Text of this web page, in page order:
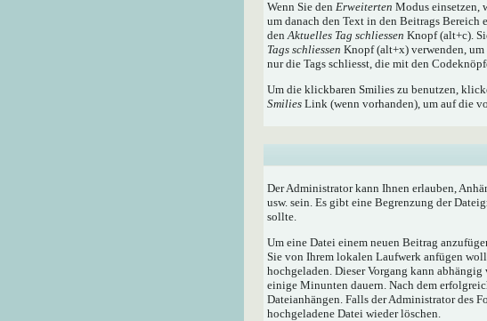
Wenn Sie den Erweiterten Modus einsetzen,
um danach den Text in den Beitrags Bereich
denAktuelles Tag schliessen Knopf (alt+c).
Tags schliessen Knopf (alt+x) verwenden, um
nur die Tags schliesst, die mit den
Um die klickbaren Smilies zu benutzen,
Smilies Link (wenn vorhanden), um auf die
Der Administrator kann Ihnen erlauben,
usw. sein. Es gibt eine Begrenzung der
sollte.
Um eine Datei einem neuen Beitrag
Sie von Ihrem lokalen Laufwerk anfügen
hochgeladen. Dieser Vorgang kann
einige Minunten dauern. Nach dem
Dateianhängen. Falls der Administrator des
hochgeladene Datei wieder löschen.